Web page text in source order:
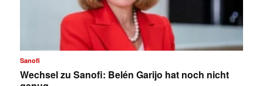
Sanofi
Wechsel zu Sanofi: Belén Garijo hat noch nicht